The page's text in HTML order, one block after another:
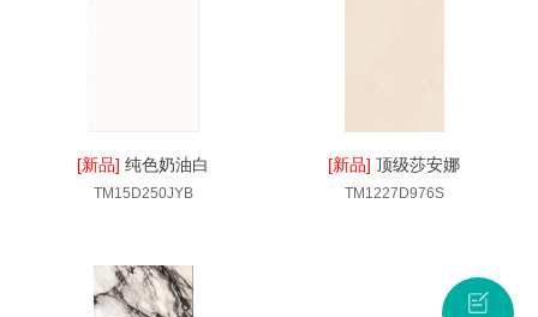
[新品]纯色奶油白
TM15D250JYB
[新品]顶级莎安娜
TM1227D976S